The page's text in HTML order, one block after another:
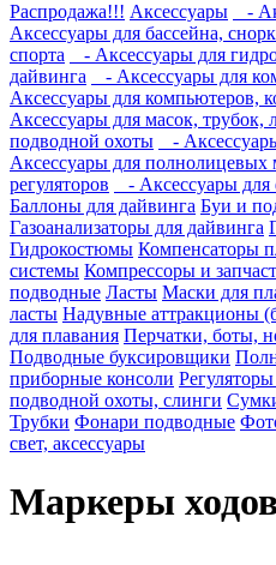
Распродажа!!! Аксессуары -
Аксессуары для бассейна,
спорта
- Аксессуары для
дайвинга
- Аксессуары для
Аксессуары для компьютеров,
Аксессуары для масок, трубок,
подводной охоты
-
Аксессуары для полнолицевых
регуляторов
- Аксессуары для
Баллоны для дайвинга Буи и
Газоанализаторы для дайвинга
Гидрокостюмы Компенсаторы
системы Компрессоры и
подводные Ласты Маски для
ласты Надувные аттракционы
для плавания Перчатки, боты,
Подводные буксировщики
приборные консоли
подводной охоты, слинги
Трубки Фонари подводные
свет, аксессуары
Маркеры